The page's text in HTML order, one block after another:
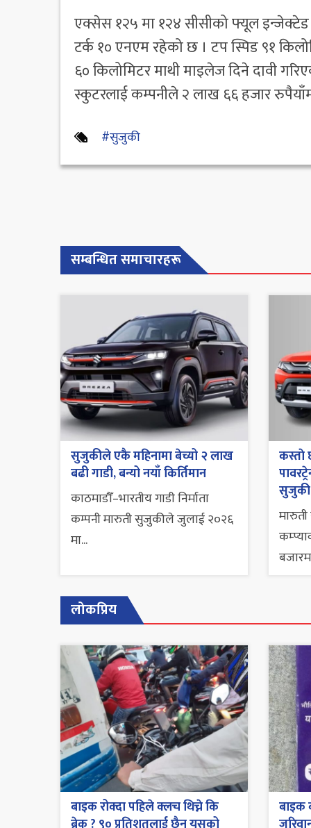
एक्सेस १२५ मा १२४ सीसीको फ्यूल
टर्क १० एनएम रहेको छ । टप स्पिड ९१
६० किलोमिटर माथी माइलेज दिने दावी
स्कुटरलाई कम्पनीले २ लाख ६६ हजार
#सुजुकी
सम्बन्धित समाचारहरू
सुजुकीले एकै महिनामा बेच्यो २ लाख
बढी गाडी, बन्यो नयाँ किर्तिमान
काठमाडौँ–भारतीय गाडी निर्माता
कम्पनी मारुती सुजुकीले जुलाई २०२६
मा...
कस्ताे
सुजुकी
लोकप्रिय
बाइक रोक्दा पहिले क्लच थिच्ने कि
बाइक